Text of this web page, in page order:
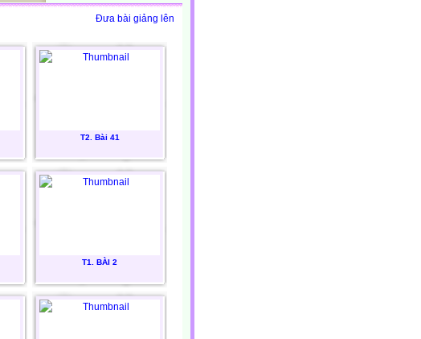
Đưa bài giảng lên
T2. Bài 41
T1. BÀI 2